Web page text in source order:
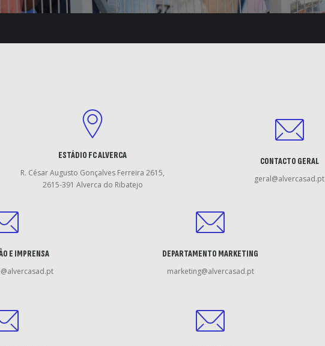
ESTÁDIO FC ALVERCA
R. César Augusto Gonçalves Ferreira 2615,
2615-391 Alverca do Ribatejo
CONTACTO GERAL
geral@alvercasad.pt
E IMPRENSA DEPARTAMENTO MARKETING
marketing@alvercasad.pt